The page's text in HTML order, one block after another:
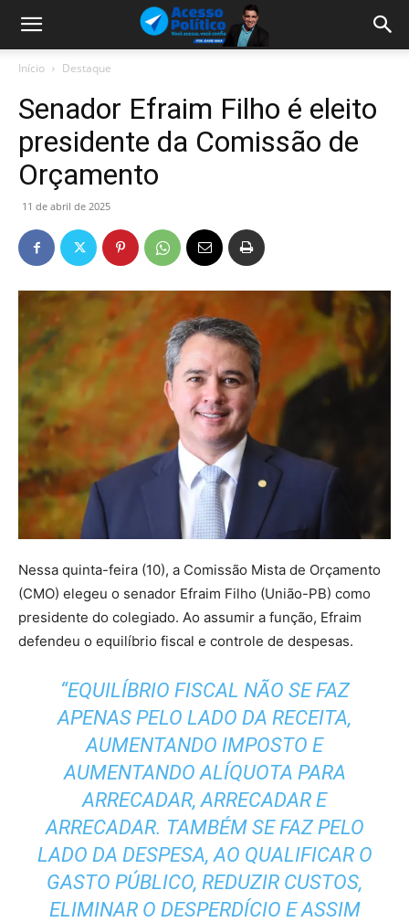
Início Destaque
Senador Efraim Filho é eleito
presidente da Comissão de
Orçamento
11 de abril de 2025
Nessa quinta-feira (10), a Comissão Mista de Orçamento
(CMO) elegeu o senador Efraim Filho (União-PB) como
presidente do colegiado. Ao assumir a função, Efraim
defendeu o equilíbrio fiscal e controle de despesas.
“EQUILÍBRIO FISCAL NÃO SE FAZ
APENAS PELO LADO DA RECEITA,
AUMENTANDO IMPOSTO E
AUMENTANDO ALÍQUOTA PARA
ARRECADAR, ARRECADAR E
ARRECADAR. TAMBÉM SE FAZ PELO
LADO DA DESPESA, AO QUALIFICAR O
GASTO PÚBLICO, REDUZIR CUSTOS,
ELIMINAR O DESPERDÍCIO E ASSIM